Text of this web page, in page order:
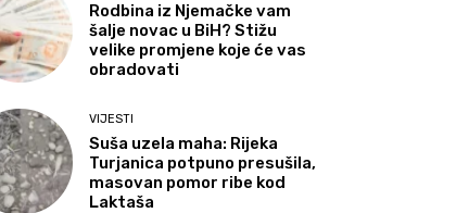
Rodbina iz Njemačke vam
šalje novac u BiH? Stižu
velike promjene koje će vas
obradovati
VIJESTI
Suša uzela maha: Rijeka
Turjanica potpuno presušila,
masovan pomor ribe kod
Laktaša